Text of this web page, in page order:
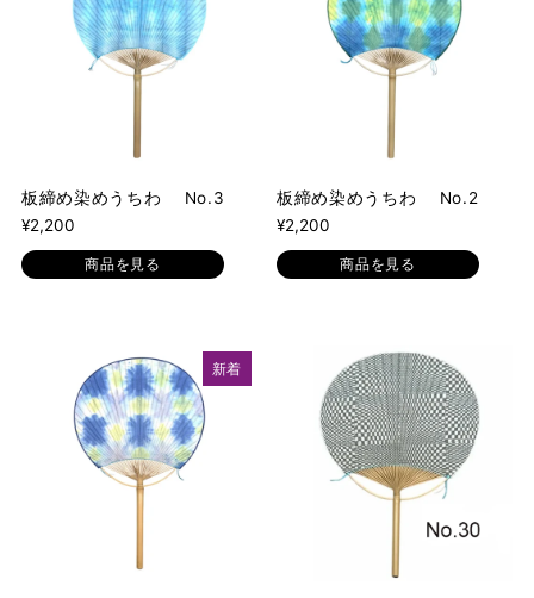
板締め染めうちわ No.3
¥2,200
商品を見る
板締め染めうちわ No.2
¥2,200
商品を見る
新着